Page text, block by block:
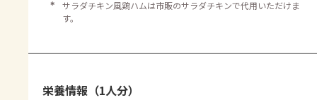
＊
サラダチキン風鶏ハムは市販のサラダチキンで代用いただけま
す。
栄養情報（1人分）